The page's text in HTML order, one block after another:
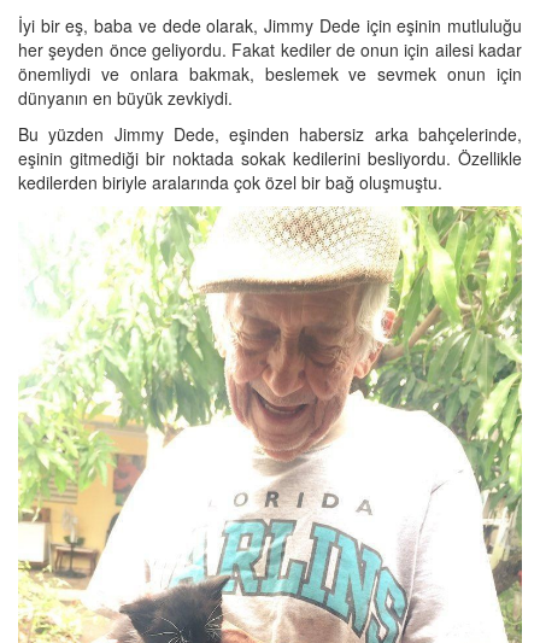
İyi bir eş, baba ve dede olarak, Jimmy Dede için eşinin mutluluğu
her şeyden önce geliyordu. Fakat kediler de onun için ailesi kadar
önemliydi ve onlara bakmak, beslemek ve sevmek onun için
dünyanın en büyük zevkiydi.
Bu yüzden Jimmy Dede, eşinden habersiz arka bahçelerinde,
eşinin gitmediği bir noktada sokak kedilerini besliyordu. Özellikle
kedilerden biriyle aralarında çok özel bir bağ oluşmuştu.